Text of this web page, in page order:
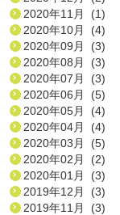
2020年11月 (1)
2020年10月 (4)
2020年09月 (3)
2020年08月 (3)
2020年07月 (3)
2020年06月 (5)
2020年05月 (4)
2020年04月 (4)
2020年03月 (5)
2020年02月 (2)
2020年01月 (3)
2019年12月 (3)
2019年11月 (3)